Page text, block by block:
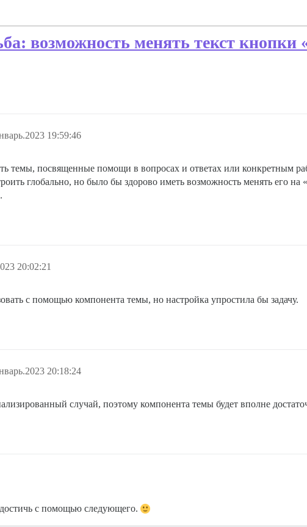
возможность менять текст кнопки
19:59:46
темы, посвященные помощи в вопросах и ответах или конкретным
глобально, но было бы здорово иметь возможность менять его
20:02:21
с помощью компонента темы, но настройка упростила бы задачу.
20:18:24
случай, поэтому компонента темы будет вполне
с помощью следующего.